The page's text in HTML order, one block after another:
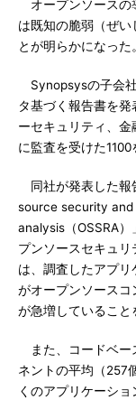
オープンソースの
は既知の脆弱（ぜい
とが明らかになった。
Synopsysの子会
タ基づく報告書を
ーセキュリティ、
に監査を受けた
同社が発表した報
source security and
analysis（OSSRA）
プンソースセキュリ
は、調査したアプリ
がオープンソースコ
が急増していること
また、コードベー
ネントの平均（257
くのアプリケーシ